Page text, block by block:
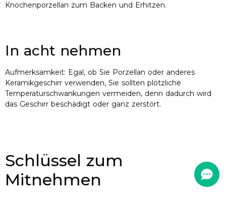
Knochenporzellan zum Backen und Erhitzen.
In acht nehmen
Aufmerksamkeit: Egal, ob Sie Porzellan oder anderes
Keramikgeschirr verwenden, Sie sollten plötzliche
Temperaturschwankungen vermeiden, denn dadurch wird
das Geschirr beschädigt oder ganz zerstört.
Schlüssel zum
Mitnehmen